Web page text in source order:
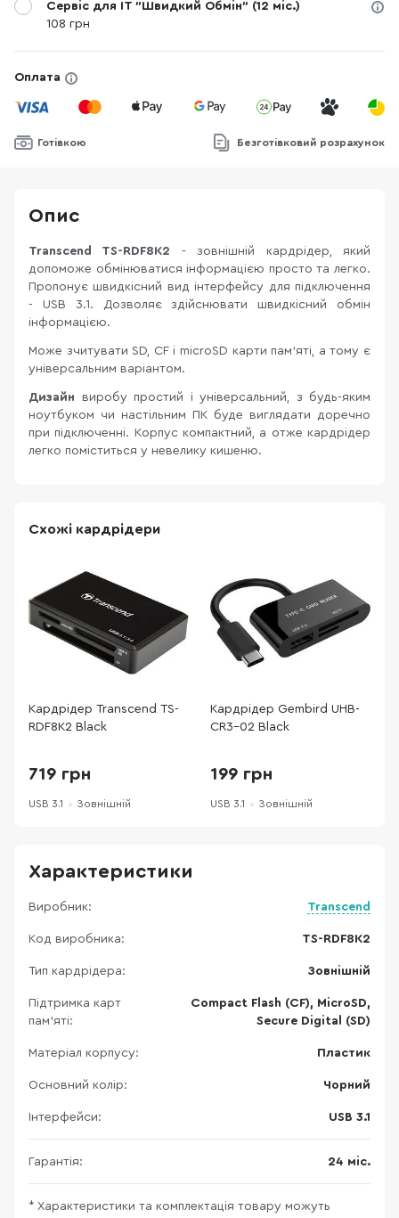
Сервіс для IT "Швидкий Обмін" (12 міс.)
108 грн
Оплата
Готівкою Безготівковий розрахунок
Опис
Transcend TS-RDF8K2 - зовнішній кардрідер, який
допоможе обмінюватися інформацією просто та легко.
Пропонує швидкісний вид інтерфейсу для підключення
- USB 3.1. Дозволяє здійснювати швидкісний обмін
інформацією.
Може зчитувати SD, CF і microSD карти пам'яті, а тому є
універсальним варіантом.
Дизайн виробу простий і універсальний, з будь-яким
ноутбуком чи настільним ПК буде виглядати доречно
при підключенні. Корпус компактний, а отже кардрідер
легко поміститься у невелику кишеню.
Схожі кардрідери
Кардрідер Transcend TS-
RDF8K2 Black
719 грн
USB 3.1 Зовнішній
Кардрідер Gembird UHB-
CR3-02 Black
199 грн
USB 3.1 Зовнішній
Характеристики
Виробник: Transcend
Код виробника: TS-RDF8K2
Тип кардрідера: Зовнішній
Підтримка карт
пам’яті:
Compact Flash (CF), MicroSD,
Secure Digital (SD)
Матеріал корпусу: Пластик
Основний колір: Чорний
Інтерфейси: USB 3.1
Гарантія: 24 міс.
* Характеристики та комплектація товару можуть